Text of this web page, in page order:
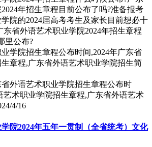
年招生章程目前公布了吗?准备报考
院的2024届高考考生及家长目前想必十
省外语艺术职业学院2024年招生章程
里公布?
省外语艺术职业学院招生章程公布时
艺术职业学院招生章程,广东省外语艺术
4/16
院2024年五年一贯制（全省统考）文化